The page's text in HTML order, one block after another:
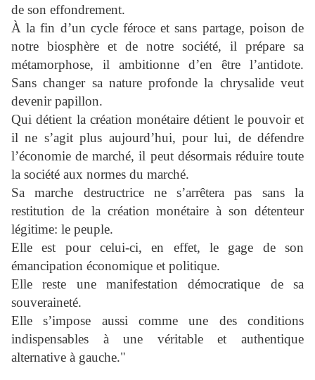
de son effondrement.
À la fin d’un cycle féroce et sans partage, poison de
notre biosphère et de notre société, il prépare sa
métamorphose, il ambitionne d’en être l’antidote.
Sans changer sa nature profonde la chrysalide veut
devenir papillon.
Qui détient la création monétaire détient le pouvoir et
il ne s’agit plus aujourd’hui, pour lui, de défendre
l’économie de marché, il peut désormais réduire toute
la société aux normes du marché.
Sa marche destructrice ne s’arrêtera pas sans la
restitution de la création monétaire à son détenteur
légitime: le peuple.
Elle est pour celui-ci, en effet, le gage de son
émancipation économique et politique.
Elle reste une manifestation démocratique de sa
souveraineté.
Elle s’impose aussi comme une des conditions
indispensables à une véritable et authentique
alternative à gauche."